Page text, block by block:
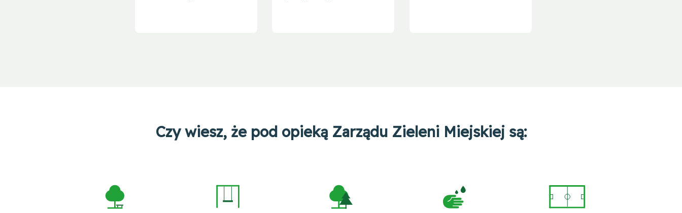
Czy wiesz, że pod opieką Zarządu Zieleni Miejskiej są: